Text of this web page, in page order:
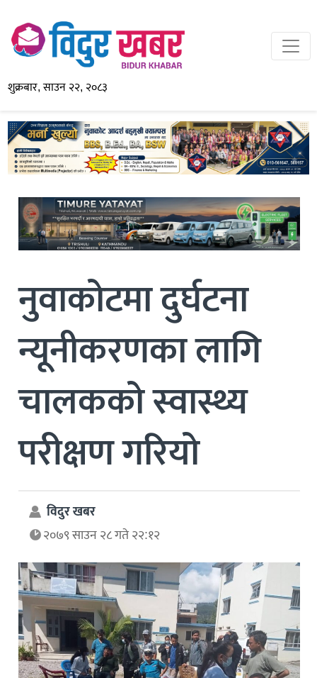
शुक्रबार, साउन २२, २०८३
नुवाकोटमा दुर्घटना
न्यूनीकरणका लागि
चालकको स्वास्थ्य
परीक्षण गरियो
विदुर खबर
२०७९ साउन २८ गते २२:१२